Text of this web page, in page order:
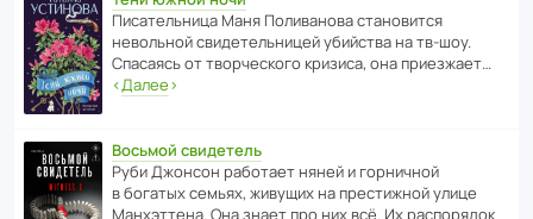
Писа­тель­ница Маня Поли­ва­нова стано­вится
невольной свиде­тель­ницей убийства на тв-шоу.
Спасаясь от твор­че­с­кого кризиса, она приезжает…
‹Далее›
Восьмой свидетель
Руби Джонсон рабо­тает няней и горни­чной
в богатых семьях, живущих на прес­ти­жной улице
Манх­эт­тена. Она знает про них всё. Их распо­рядок